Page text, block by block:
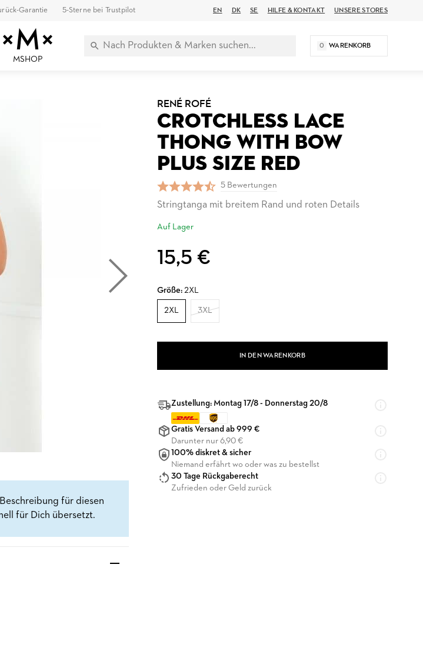
Garantie 5-Sterne bei Trustpilot EN DK SE HILFE & KONTAKT UNSERE STORES
MSHOP
0 WARENKORB
RENÉ ROFÉ
CROTCHLESS LACE
THONG WITH BOW
PLUS SIZE RED
5 Bewertungen
Stringtanga mit breitem Rand und roten Details
Auf Lager
15,5 €
Größe: 2XL
2XL 3XL
IN DEN WARENKORB
Zustellung: Montag 17/8 - Donnerstag 20/8
Gratis Versand ab 999 €
Darunter nur 6,90 €
100% diskret & sicher
Niemand erfährt wo oder was zu bestellst
30 Tage Rückgaberecht
Zufrieden oder Geld zurück
für diesen
für Dich übersetzt.